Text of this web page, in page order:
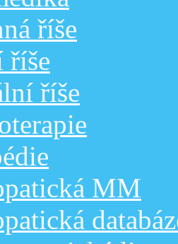
říše
říše
říše
MM